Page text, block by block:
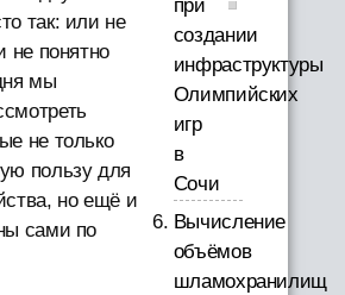
так: или не
не понятно
мы
не только
пользу для
но ещё и
сами по
при
создании
инфраструктуры
Олимпийских
игр
в
Сочи
Вычисление
объёмов
шламохранилищ